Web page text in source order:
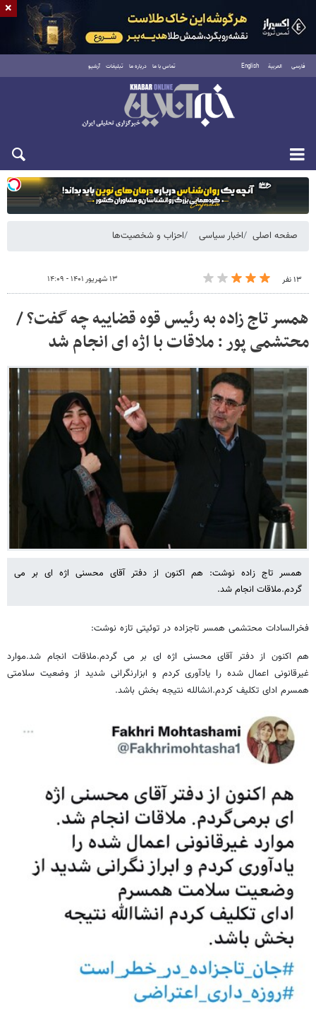
فارسی العربية English تماس با ما درباره ما تبلیغات آرشیو
شنبه ۱۷ مرداد ۱۴۰۵
صفحه اصلی اخبار سیاسی احزاب و شخصیت‌ها
۱۳ نفر ۱۳ شهریور ۱۴۰۱ - ۱۴:۰۹
همسر تاج زاده به رئیس قوه قضاییه چه گفت؟ /
محتشمی پور : ملاقات با اژه ای انجام شد
همسر تاج زاده نوشت: هم اکنون از دفتر آقای محسنی اژه ای بر می
گردم.ملاقات انجام شد.
فخرالسادات محتشمی همسر تاجزاده در توئیتی تازه نوشت:
هم اکنون از دفتر آقای محسنی اژه ای بر می گردم.ملاقات انجام شد.موارد
غیرقانونی اعمال شده را یادآوری کردم و ابزارنگرانی شدید از وضعیت سلامتی
همسرم ادای تکلیف کردم.انشالله نتیجه بخش باشد.
×